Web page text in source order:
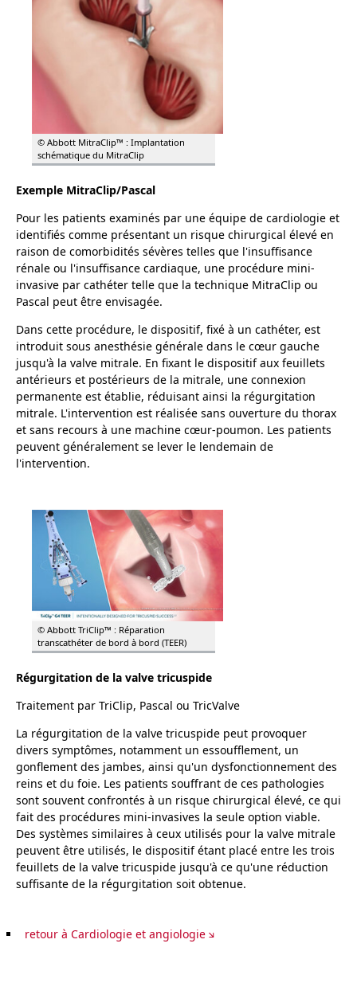
© Abbott MitraClip™ : Implantation
schématique du MitraClip
Exemple MitraClip/Pascal
Pour les patients examinés par une équipe de cardiologie et
identifiés comme présentant un risque chirurgical élevé en
raison de comorbidités sévères telles que l'insuffisance
rénale ou l'insuffisance cardiaque, une procédure mini-
invasive par cathéter telle que la technique MitraClip ou
Pascal peut être envisagée.
Dans cette procédure, le dispositif, fixé à un cathéter, est
introduit sous anesthésie générale dans le cœur gauche
jusqu'à la valve mitrale. En fixant le dispositif aux feuillets
antérieurs et postérieurs de la mitrale, une connexion
permanente est établie, réduisant ainsi la régurgitation
mitrale. L'intervention est réalisée sans ouverture du thorax
et sans recours à une machine cœur-poumon. Les patients
peuvent généralement se lever le lendemain de
l'intervention.
© Abbott TriClip™ : Réparation
transcathéter de bord à bord (TEER)
Régurgitation de la valve tricuspide
Traitement par TriClip, Pascal ou TricValve
La régurgitation de la valve tricuspide peut provoquer
divers symptômes, notamment un essoufflement, un
gonflement des jambes, ainsi qu'un dysfonctionnement des
reins et du foie. Les patients souffrant de ces pathologies
sont souvent confrontés à un risque chirurgical élevé, ce qui
fait des procédures mini-invasives la seule option viable.
Des systèmes similaires à ceux utilisés pour la valve mitrale
peuvent être utilisés, le dispositif étant placé entre les trois
feuillets de la valve tricuspide jusqu'à ce qu'une réduction
suffisante de la régurgitation soit obtenue.
retour à Cardiologie et angiologie